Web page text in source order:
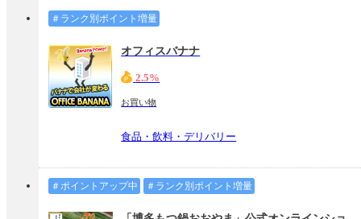
＃ランク別ポイント増量
オフィスバナナ
2.5%
お買い物
食品・飲料・デリバリー
＃ポイントアップ中 ＃ランク別ポイント増量